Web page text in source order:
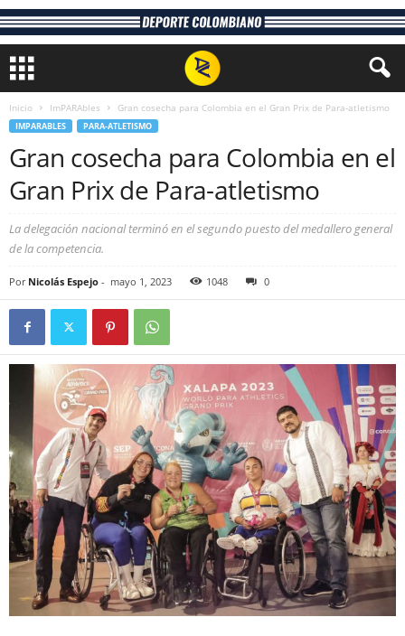
Inicio ImPARAbles Gran cosecha para Colombia en el Gran Prix de Para-atletismo
IMPARABLES PARA-ATLETISMO
Gran cosecha para Colombia en el
Gran Prix de Para-atletismo
La delegación nacional terminó en el segundo puesto del medallero general
de la competencia.
Por Nicolás Espejo - mayo 1, 2023 1048 0